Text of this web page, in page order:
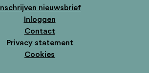
Inschrijven nieuwsbrief
Inloggen
Contact
Privacy statement
Cookies